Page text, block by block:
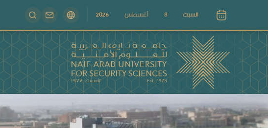
السبت 8 أغسطس 2026